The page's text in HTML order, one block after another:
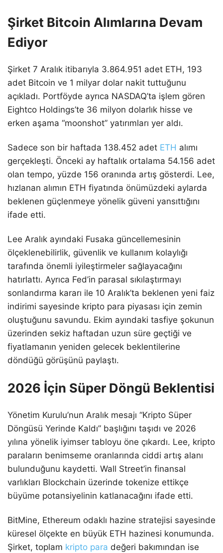
Şirket Bitcoin Alımlarına Devam
Ediyor
Şirket 7 Aralık itibarıyla 3.864.951 adet ETH, 193
adet Bitcoin ve 1 milyar dolar nakit tuttuğunu
açıkladı. Portföyde ayrıca NASDAQ’ta işlem gören
Eightco Holdings’te 36 milyon dolarlık hisse ve
erken aşama “moonshot” yatırımları yer aldı.
Sadece son bir haftada 138.452 adet ETH alımı
gerçekleşti. Önceki ay haftalık ortalama 54.156 adet
olan tempo, yüzde 156 oranında artış gösterdi. Lee,
hızlanan alımın ETH fiyatında önümüzdeki aylarda
beklenen güçlenmeye yönelik güveni yansıttığını
ifade etti.
Lee Aralık ayındaki Fusaka güncellemesinin
ölçeklenebilirlik, güvenlik ve kullanım kolaylığı
tarafında önemli iyileştirmeler sağlayacağını
hatırlattı. Ayrıca Fed’in parasal sıkılaştırmayı
sonlandırma kararı ile 10 Aralık’ta beklenen yeni faiz
indirimi sayesinde kripto para piyasası için zemin
oluştuğunu savundu. Ekim ayındaki tasfiye şokunun
üzerinden sekiz haftadan uzun süre geçtiği ve
fiyatlamanın yeniden gelecek beklentilerine
döndüğü görüşünü paylaştı.
2026 İçin Süper Döngü Beklentisi
Yönetim Kurulu’nun Aralık mesajı “Kripto Süper
Döngüsü Yerinde Kaldı” başlığını taşıdı ve 2026
yılına yönelik iyimser tabloyu öne çıkardı. Lee, kripto
paraların benimseme oranlarında ciddi artış alanı
bulunduğunu kaydetti. Wall Street’in finansal
varlıkları Blockchain üzerinde tokenize ettikçe
büyüme potansiyelinin katlanacağını ifade etti.
BitMine, Ethereum odaklı hazine stratejisi sayesinde
küresel ölçekte en büyük ETH hazinesi konumunda.
Şirket, toplam kripto para değeri bakımından ise